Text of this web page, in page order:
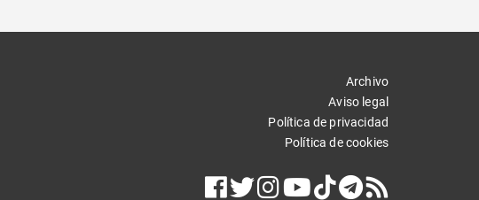
Archivo
Aviso legal
Política de privacidad
Política de cookies